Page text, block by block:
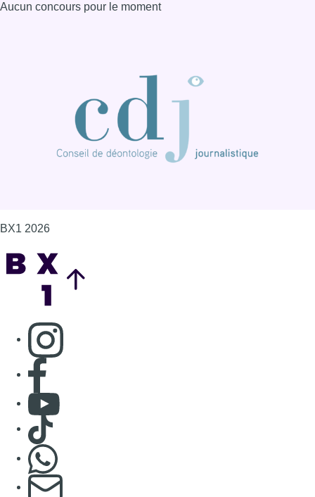
Aucun concours pour le moment
BX1 2026
Consulter page Instagram
Consulter page Facebook
Consulter Youtube
Consulter TikTok
S'abonner à notre newsletter